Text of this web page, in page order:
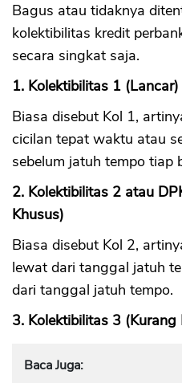
Bagus atau tidaknya
kolektibilitas kredit
secara singkat saja.
1. Kolektibilitas 1 (Lancar)
Biasa disebut Kol 1,
cicilan tepat waktu atau
sebelum jatuh tempo tiap
2. Kolektibilitas 2 atau
Khusus)
Biasa disebut Kol 2,
lewat dari tanggal jatuh
dari tanggal jatuh tempo.
3. Kolektibilitas 3 (Kurang
Baca Juga: